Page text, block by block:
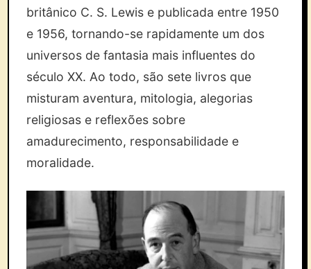
britânico C. S. Lewis e publicada entre 1950
e 1956, tornando-se rapidamente um dos
universos de fantasia mais influentes do
século XX. Ao todo, são sete livros que
misturam aventura, mitologia, alegorias
religiosas e reflexões sobre
amadurecimento, responsabilidade e
moralidade.